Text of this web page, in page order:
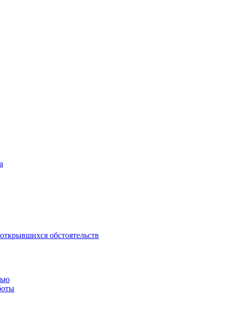
обстоятельств